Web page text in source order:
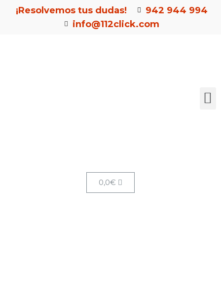
¡Resolvemos tus dudas!
942 944 994
info@112click.com
0,0€